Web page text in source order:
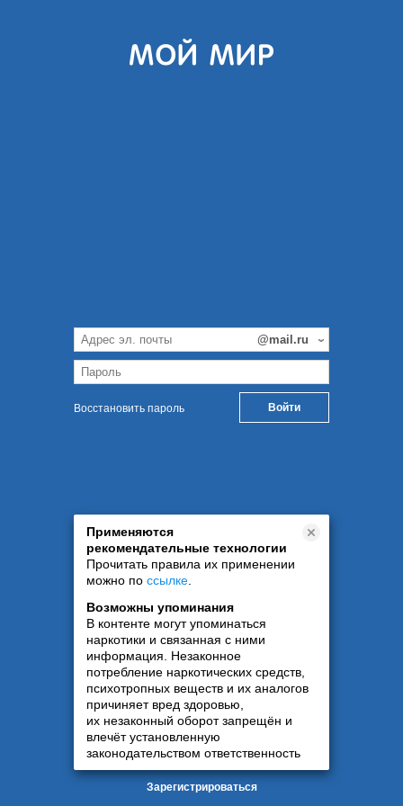
Восстановить пароль
Применяются
рекомендательные технологии
Прочитать правила их применении
можно по ссылке
Возможны упоминания
В контенте могут упоминаться
наркотики и связанная с ними
информация. Незаконное
потребление наркотических средств,
психотропных веществ и их аналогов
причиняет вред здоровью,
их незаконный оборот запрещён и
влечёт установленную
законодательством ответственность
Зарегистрироваться